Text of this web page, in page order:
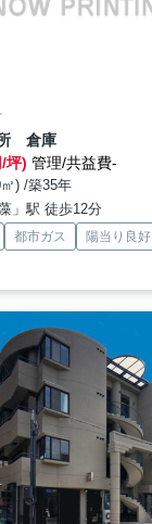
倉庫
坪) 管理/共益費-
) /築35年
」駅 徒歩12分
都市ガス 陽当り良好